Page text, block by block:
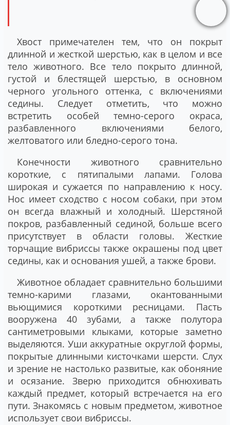
Хвост примечателен тем, что он покрыт
длинной и жесткой шерстью, как в целом и все
тело животного. Все тело покрыто длинной,
густой и блестящей шерстью, в основном
черного угольного оттенка, с включениями
седины. Следует отметить, что можно
встретить особей темно-серого окраса,
разбавленного включениями белого,
желтоватого или бледно-серого тона.
Конечности животного сравнительно
короткие, с пятипалыми лапами. Голова
широкая и сужается по направлению к носу.
Нос имеет сходство с носом собаки, при этом
он всегда влажный и холодный. Шерстяной
покров, разбавленный сединой, больше всего
присутствует в области головы. Жесткие
торчащие вибриссы также окрашены под цвет
седины, как и основания ушей, а также брови.
Животное обладает сравнительно большими
темно-карими глазами, окантованными
вьющимися короткими ресницами. Пасть
вооружена 40 зубами, а также полутора
сантиметровыми клыками, которые заметно
выделяются. Уши аккуратные округлой формы,
покрытые длинными кисточками шерсти. Слух
и зрение не настолько развитые, как обоняние
и осязание. Зверю приходится обнюхивать
каждый предмет, который встречается на его
пути. Знакомясь с новым предметом, животное
использует свои вибриссы.